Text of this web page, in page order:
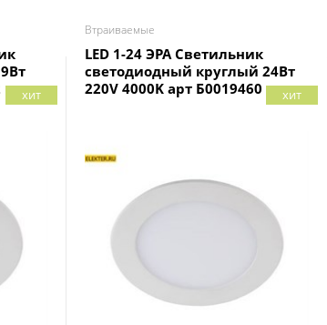
хит
Втраиваемые
LED 1-24 ЭРА Светильник
светодиодный круглый 24Вт
220V 4000K арт Б0019460
хит